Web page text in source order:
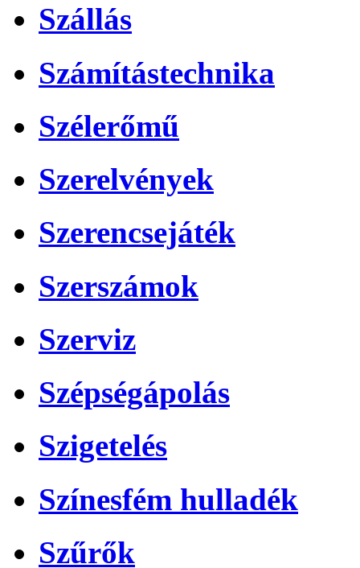
Szállás
Számítástechnika
Szélerőmű
Szerelvények
Szerencsejáték
Szerszámok
Szerviz
Szépségápolás
Szigetelés
Színesfém hulladék
Szűrők